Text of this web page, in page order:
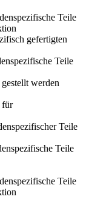
Teile
gefertigten
Teile
werden
für
Teile
Teile
Teile